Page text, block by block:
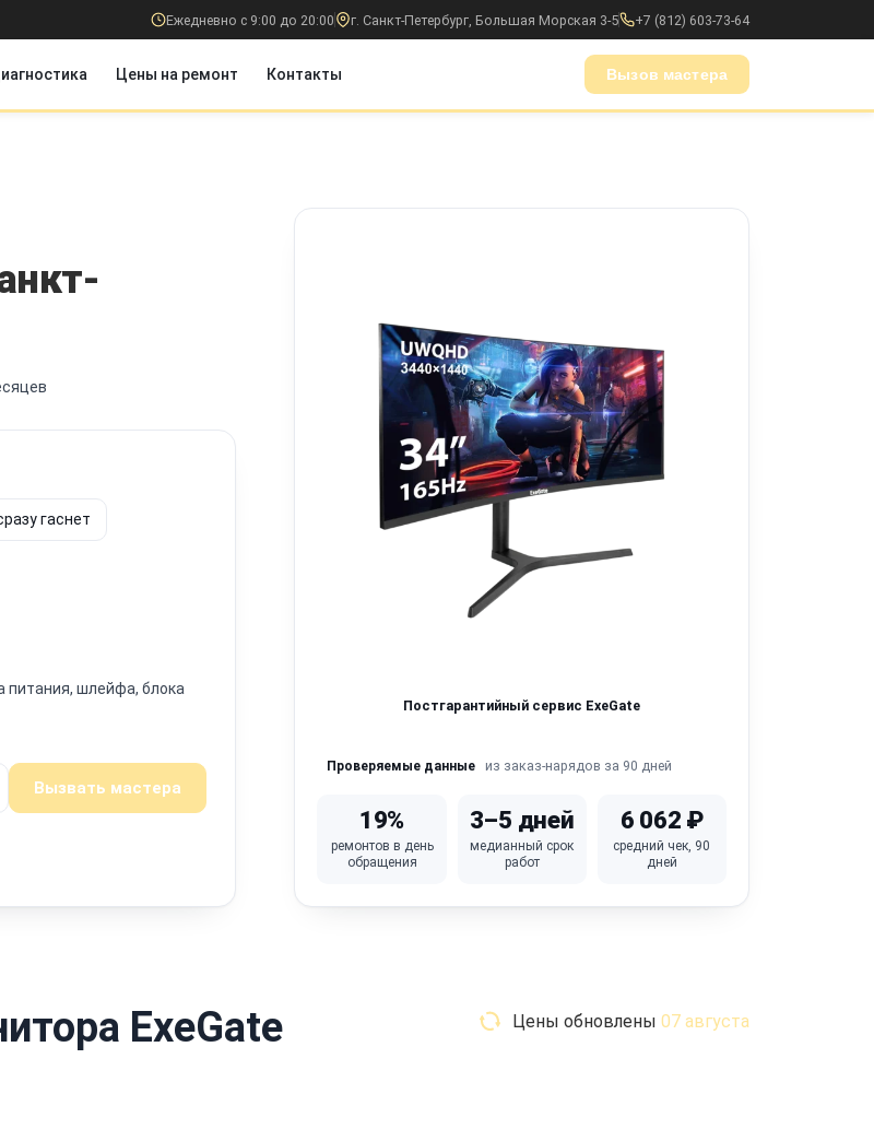
Ежедневно с 9:00 до 20:00 г. Санкт-Петербург, Большая Морская 3-5 +7 (812) 603-73-64
Цены на ремонт Контакты Вызов мастера
гаснет
питания, шлейфа, блока
Вызвать мастера
Постгарантийный сервис ExeGate
Проверяемые данные из заказ-нарядов за 90 дней
19%
ремонтов в день
обращения
3–5 дней
медианный срок
работ
6 062 ₽
средний чек, 90
дней
ExeGate
Цены обновлены 07 августа